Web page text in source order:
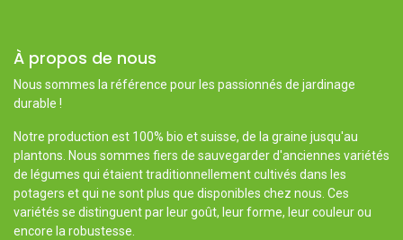
À propos de nous
Nous sommes la référence pour les passionnés de jardinage
durable !
Notre production est 100% bio et suisse, de la graine jusqu'au
plantons. Nous sommes fiers de sauvegarder d'anciennes variétés
de légumes qui étaient traditionnellement cultivés dans les
potagers et qui ne sont plus que disponibles chez nous. Ces
variétés se distinguent par leur goût, leur forme, leur couleur ou
encore la robustesse.